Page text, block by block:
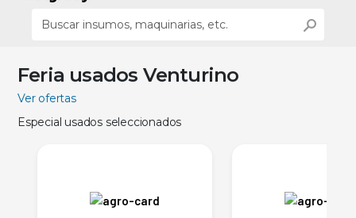
Feria usados Venturino
Ver ofertas
Especial usados seleccionados